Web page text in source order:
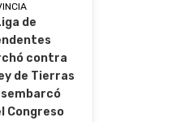
de
contra
de Tierras
Congreso